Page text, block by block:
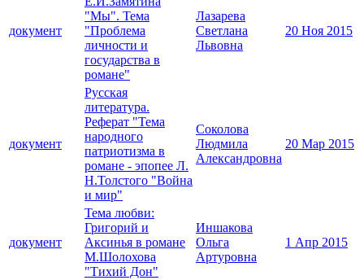
документ
"Мы". Тема
"Проблема
личности и
государства в
романе"
Лазарева
Светлана
Львовна
20 Ноя 2015
документ
Русская
литература.
Реферат "Тема
народного
патриотизма в
романе - эпопее Л.
Н.Толстого "Война
и мир"
Соколова
Людмила
Александровна
20 Мар 2015
документ
Тема любви:
Григорий и
Аксинья в романе
М.Шолохова
"Тихий Дон"
Иншакова
Ольга
Артуровна
1 Апр 2015